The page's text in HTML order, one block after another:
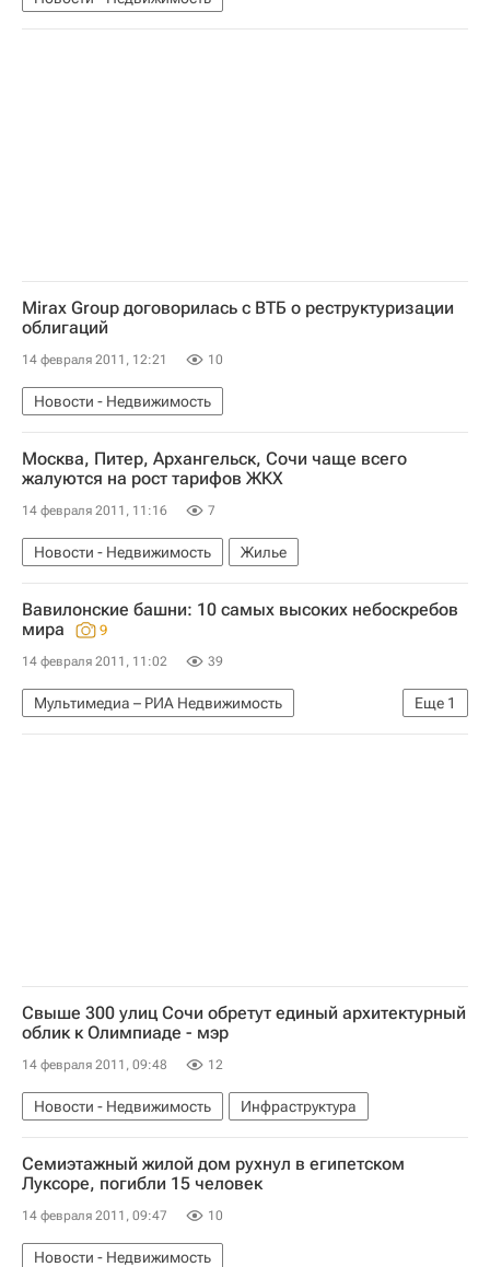
Mirax Group договорилась с ВТБ о реструктуризации
облигаций
14 февраля 2011, 12:21 10
Новости - Недвижимость
Москва, Питер, Архангельск, Сочи чаще всего
жалуются на рост тарифов ЖКХ
14 февраля 2011, 11:16 7
Новости - Недвижимость Жилье
Вавилонские башни: 10 самых высоких небоскребов
мира
9
14 февраля 2011, 11:02 39
Еще 1
Мультимедиа – РИА Недвижимость
Мультимедиа
Свыше 300 улиц Сочи обретут единый архитектурный
облик к Олимпиаде - мэр
14 февраля 2011, 09:48 12
Новости - Недвижимость Инфраструктура
Семиэтажный жилой дом рухнул в египетском
Луксоре, погибли 15 человек
14 февраля 2011, 09:47 10
Новости - Недвижимость